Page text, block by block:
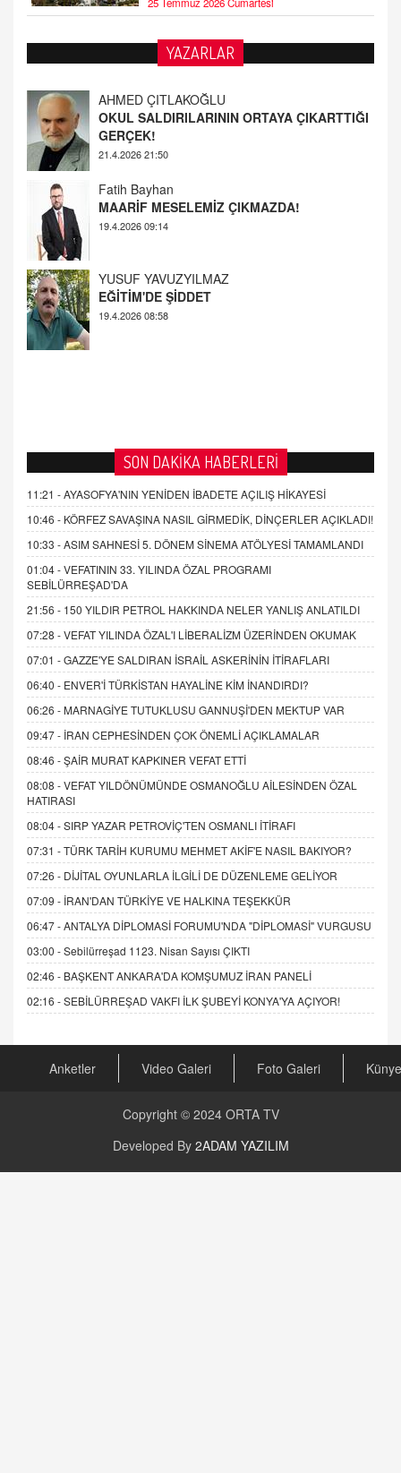
YAZARLAR
AHMED ÇITLAKOĞLU
OKUL SALDIRILARININ ORTAYA ÇIKARTTIĞI
GERÇEK!
21.4.2026 21:50
Fatih Bayhan
MAARİF MESELEMİZ ÇIKMAZDA!
19.4.2026 09:14
YUSUF YAVUZYILMAZ
EĞİTİM'DE ŞİDDET
19.4.2026 08:58
SON DAKİKA HABERLERİ
11:21 -AYASOFYA'NIN YENİDEN İBADETE AÇILIŞ HİKAYESİ
10:46 - KÖRFEZ SAVAŞINA NASIL GİRMEDİK, DİNÇERLER AÇIKLADI!
10:33 -ASIM SAHNESİ 5. DÖNEM SİNEMA ATÖLYESİ TAMAMLANDI
01:04 -VEFATININ 33. YILINDA ÖZAL PROGRAMI
SEBİLÜRREŞAD'DA
21:56 - 150 YILDIR PETROL HAKKINDA NELER YANLIŞ ANLATILDI
07:28 -VEFAT YILINDA ÖZAL'I LİBERALİZM ÜZERİNDEN OKUMAK
07:01 -GAZZE'YE SALDIRAN İSRAİL ASKERİNİN İTİRAFLARI
06:40 - ENVER'İ TÜRKİSTAN HAYALİNE KİM İNANDIRDI?
06:26 - MARNAGİYE TUTUKLUSU GANNUŞİ'DEN MEKTUP VAR
09:47 - İRAN CEPHESİNDEN ÇOK ÖNEMLİ AÇIKLAMALAR
08:46 -ŞAİR MURAT KAPKINER VEFAT ETTİ
08:08 -VEFAT YILDÖNÜMÜNDE OSMANOĞLU AİLESİNDEN ÖZAL
HATIRASI
08:04 -SIRP YAZAR PETROVİÇ'TEN OSMANLI İTİRAFI
07:31 -TÜRK TARİH KURUMU MEHMET AKİF'E NASIL BAKIYOR?
07:26 - DİJİTAL OYUNLARLA İLGİLİ DE DÜZENLEME GELİYOR
07:09 - İRAN'DAN TÜRKİYE VE HALKINA TEŞEKKÜR
06:47 -ANTALYA DİPLOMASİ FORUMU'NDA "DİPLOMASİ" VURGUSU
03:00 -Sebilürreşad 1123. Nisan Sayısı ÇIKTI
02:46 - BAŞKENT ANKARA'DA KOMŞUMUZ İRAN PANELİ
02:16 -SEBİLÜRREŞAD VAKFI İLK ŞUBEYİ KONYA'YA AÇIYOR!
Anketler Video Galeri Foto Galeri Künye
Copyright © 2024 ORTA TV
Developed By 2ADAM YAZILIM